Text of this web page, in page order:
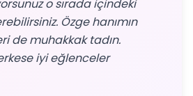
o sırada içindeki
Özge hanımın
de muhakkak tadın.
iyi eğlenceler